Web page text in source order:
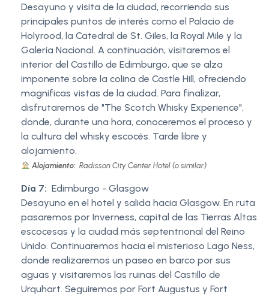
Desayuno y visita de la ciudad, recorriendo sus
principales puntos de interés como el Palacio de
Holyrood, la Catedral de St. Giles, la Royal Mile y la
Galería Nacional. A continuación, visitaremos el
interior del Castillo de Edimburgo, que se alza
imponente sobre la colina de Castle Hill, ofreciendo
magníficas vistas de la ciudad. Para finalizar,
disfrutaremos de "The Scotch Whisky Experience",
donde, durante una hora, conoceremos el proceso y
la cultura del whisky escocés. Tarde libre y
alojamiento.
Alojamiento: Radisson City Center Hotel (o similar)
Día 7: Edimburgo - Glasgow
Desayuno en el hotel y salida hacia Glasgow. En ruta
pasaremos por Inverness, capital de las Tierras Altas
escocesas y la ciudad más septentrional del Reino
Unido. Continuaremos hacia el misterioso Lago Ness,
donde realizaremos un paseo en barco por sus
aguas y visitaremos las ruinas del Castillo de
Urquhart. Seguiremos por Fort Augustus y Fort